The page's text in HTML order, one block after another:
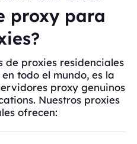
proxy para
de proxies residenciales
todo el mundo, es la
proxy genuinos
Nuestros proxies
ofrecen: